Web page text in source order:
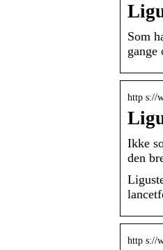
Som
http s://
Ikke
den
http s://